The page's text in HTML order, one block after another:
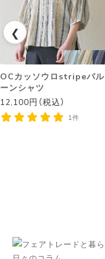
❮
OCカッソウロstripeバル
ーンシャツ
12,100円（税込）
1件